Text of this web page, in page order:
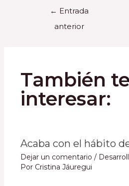
← Entrada
anterior
También
interesar:
Acaba con el hábito
Dejar un comentario /
Por Cristina Jáuregui